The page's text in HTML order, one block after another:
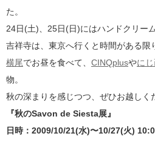
た。
24日(土)、25日(日)にはハンドクリー
吉祥寺は、東京へ行くと時間がある限
横尾でお昼を食べて、 CINQplusやに
物。
秋の深まりを感じつつ、ぜひお越しく
『秋のSavon de Siesta展』
日時：2009/10/21(水)〜10/27(火)